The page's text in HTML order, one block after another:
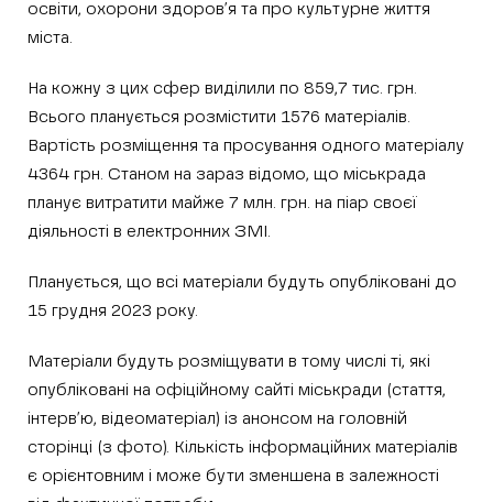
освіти, охорони здоров’я та про культурне життя
міста.
На кожну з цих сфер виділили по 859,7 тис. грн.
Всього планується розмістити 1576 матеріалів.
Вартість розміщення та просування одного матеріалу
4364 грн. Станом на зараз відомо, що міськрада
планує витратити майже 7 млн. грн. на піар своєї
діяльності в електронних ЗМІ.
Планується, що всі матеріали будуть опубліковані до
15 грудня 2023 року.
Матеріали будуть розміщувати в тому числі ті, які
опубліковані на офіційному сайті міськради (стаття,
інтерв’ю, відеоматеріал) із анонсом на головній
сторінці (з фото). Кількість інформаційних матеріалів
є орієнтовним і може бути зменшена в залежності